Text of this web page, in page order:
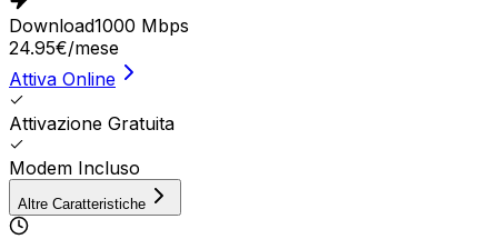
Download1000 Mbps
24.95€/mese
Attiva Online
Attivazione Gratuita
Modem Incluso
Altre Caratteristiche